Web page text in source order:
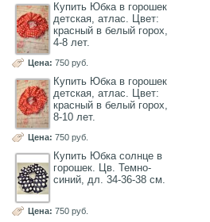
Купить Юбка в горошек
детская, атлас. Цвет:
красный в белый горох,
4-8 лет.
Цена: 750 руб.
Купить Юбка в горошек
детская, атлас. Цвет:
красный в белый горох,
8-10 лет.
Цена: 750 руб.
Купить Юбка солнце в
горошек. Цв. Темно-
синий, дл. 34-36-38 см.
Цена: 750 руб.